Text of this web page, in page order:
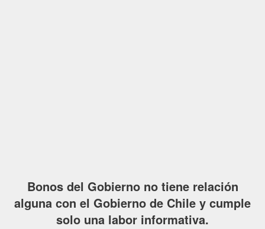
Bonos del Gobierno no tiene relación
alguna con el Gobierno de Chile y cumple
solo una labor informativa.